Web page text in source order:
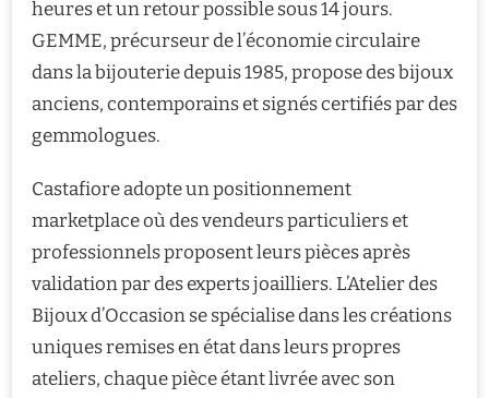
heures et un retour possible sous 14 jours.
GEMME, précurseur de l’économie circulaire
dans la bijouterie depuis 1985, propose des bijoux
anciens, contemporains et signés certifiés par des
gemmologues.
Castafiore adopte un positionnement
marketplace où des vendeurs particuliers et
professionnels proposent leurs pièces après
validation par des experts joailliers. L’Atelier des
Bijoux d’Occasion se spécialise dans les créations
uniques remises en état dans leurs propres
ateliers, chaque pièce étant livrée avec son